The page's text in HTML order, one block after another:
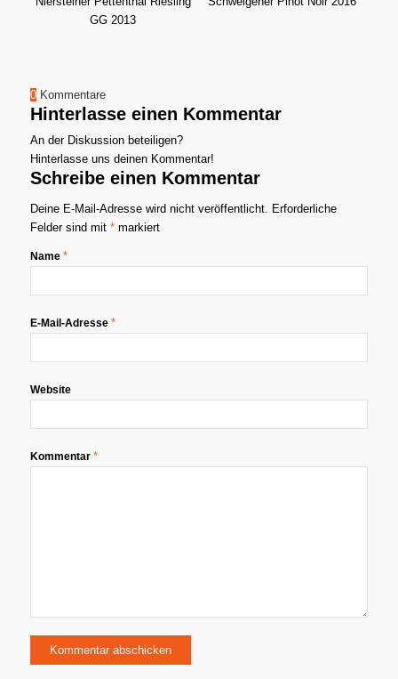
0 Kommentare
Hinterlasse einen Kommentar
An der Diskussion beteiligen?
Hinterlasse uns deinen Kommentar!
Schreibe einen Kommentar
Deine E-Mail-Adresse wird nicht veröffentlicht. Erforderliche
Felder sind mit *markiert
Name *
E-Mail-Adresse *
Website
Kommentar *